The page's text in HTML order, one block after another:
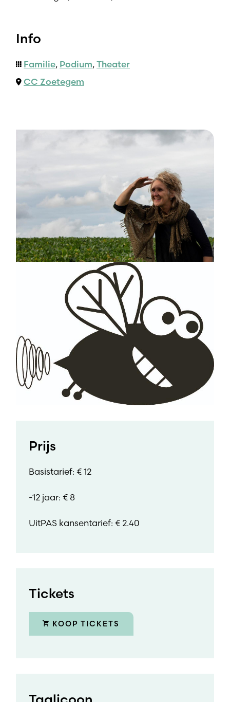
Info
Familie, Podium,Theater
CC Zoetegem
Prijs
Basistarief: € 12
-12 jaar: € 8
UitPAS kansentarief: € 2.40
Tickets
KOOP TICKETS